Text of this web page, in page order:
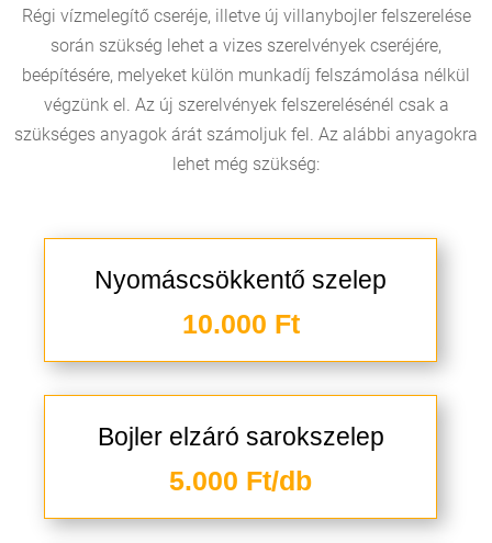
Régi vízmelegítő cseréje, illetve új villanybojler felszerelése
során szükség lehet a vizes szerelvények cseréjére,
beépítésére, melyeket külön munkadíj felszámolása nélkül
végzünk el. Az új szerelvények felszerelésénél csak a
szükséges anyagok árát számoljuk fel. Az alábbi anyagokra
lehet még szükség:
Nyomáscsökkentő szelep
10.000 Ft
Bojler elzáró sarokszelep
5.000 Ft/db